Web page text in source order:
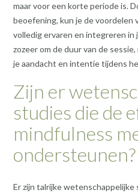
maar voor een korte periode is.
beoefening, kun je de voordelen
volledig ervaren en integreren in
zozeer om de duur van de
je aandacht en intentie tijdens
Zijn er
studies die de
mindfulness
ondersteunen?
Er zijn talrijke